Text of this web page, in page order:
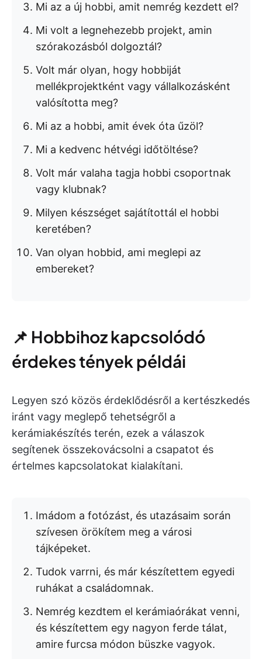
Mi az a új hobbi, amit nemrég kezdett el?
Mi volt a legnehezebb projekt, amin
szórakozásból dolgoztál?
Volt már olyan, hogy hobbiját
mellékprojektként vagy vállalkozásként
valósította meg?
Mi az a hobbi, amit évek óta űzöl?
Mi a kedvenc hétvégi időtöltése?
Volt már valaha tagja hobbi csoportnak
vagy klubnak?
Milyen készséget sajátítottál el hobbi
keretében?
Van olyan hobbid, ami meglepi az
embereket?
📌 Hobbihoz kapcsolódó
érdekes tények példái
Legyen szó közös érdeklődésről a kertészkedés
iránt vagy meglepő tehetségről a
kerámiakészítés terén, ezek a válaszok
segítenek összekovácsolni a csapatot és
értelmes kapcsolatokat kialakítani.
Imádom a fotózást, és utazásaim során
szívesen örökítem meg a városi
tájképeket.
Tudok varrni, és már készítettem egyedi
ruhákat a családomnak.
Nemrég kezdtem el kerámiaórákat venni,
és készítettem egy nagyon ferde tálat,
amire furcsa módon büszke vagyok.